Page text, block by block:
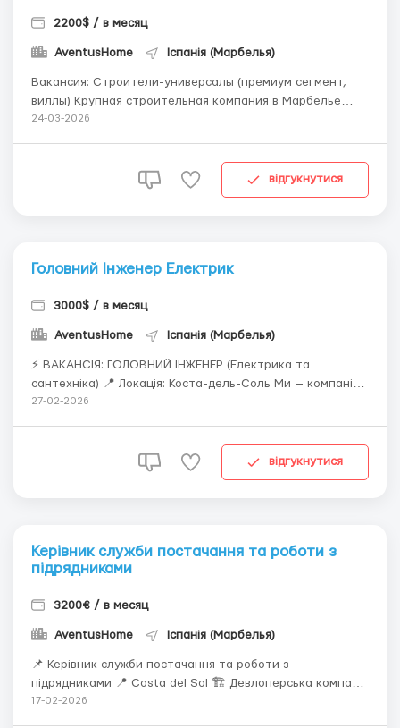
2200$ / в месяц
AventusHome Іспанія (Марбелья)
Вакансия: Строители-универсалы (премиум сегмент,
виллы) Крупная строительная компания в Марбелье
приглашает в команду опытных мастеров-универсалов
Монолитные работы Выполнение общестроительных
24-03-2026
відгукнутися
Головний Інженер Електрик
3000$ / в месяц
AventusHome Іспанія (Марбелья)
⚡ ВАКАНСІЯ: ГОЛОВНИЙ ІНЖЕНЕР (Електрика та
сантехніка) 📍 Локація: Коста-дель-Соль Ми — компанія,
що спеціалізується на будівництві вілл преміум-класу на
інженерний напрямок на наших об'єктах та заб...
27-02-2026
відгукнутися
Керівник служби постачання та роботи з
підрядниками
3200€ / в месяц
AventusHome Іспанія (Марбелья)
📌 Керівник служби постачання та роботи з
підрядниками 📍 Costa del Sol 🏗 Девлоперська компанія
🎯 Мета позиції Забезпечення контролю собівартості
17-02-2026